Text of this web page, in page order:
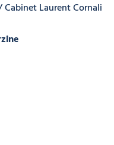
Laurent Cornali
Morzine, © OT Morzine